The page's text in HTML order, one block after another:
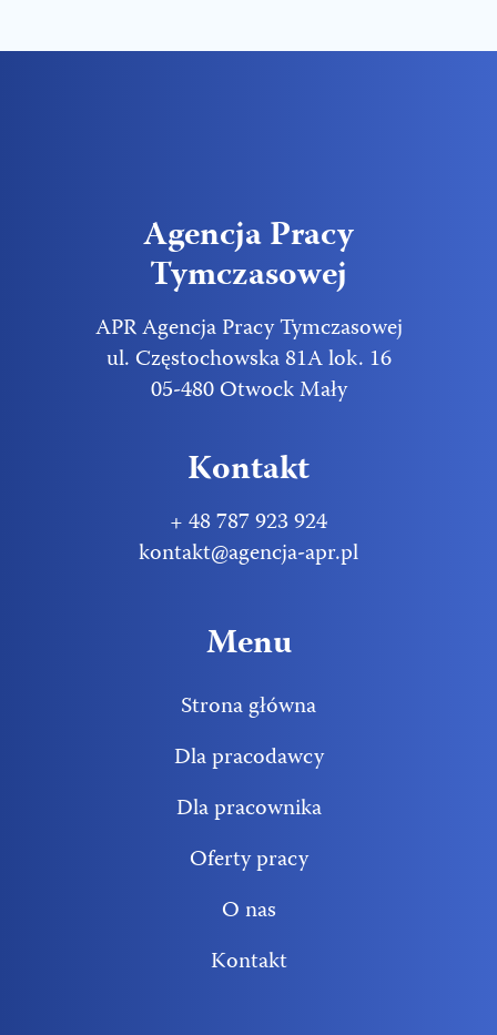
Agencja Pracy
Tymczasowej
APR Agencja Pracy Tymczasowej
ul. Częstochowska 81A lok. 16
05-480 Otwock Mały
Kontakt
+ 48 787 923 924
kontakt@agencja-apr.pl
Menu
Strona główna
Dla pracodawcy
Dla pracownika
Oferty pracy
O nas
Kontakt